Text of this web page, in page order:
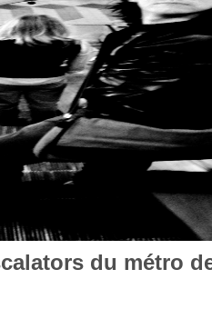
du métro